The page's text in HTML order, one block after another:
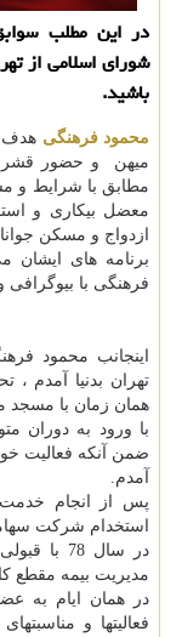
در این مطلب
شورای اسلامی از
باشید.
محمود فرهنگی هدف
میهن و حضور قشر
مطابق با شرایط و
معضل بیکاری و
ازدواج و مسکن
برنامه های ایشان
فرهنگی با
تهران بدنیا آمدم ،
همان زمان با مسجد
با ورود به دوران
ضمن آنکه فعالیت
آمدم.
استخدام شرکت
در سال
مدیریت بیمه
در همان ایام به
فعالیتها و